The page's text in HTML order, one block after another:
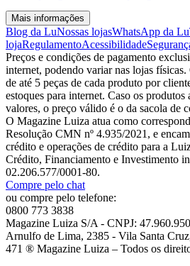
Mais informações
Blog da LuNossas lojasWhatsApp da Lu
lojaRegulamentoAcessibilidade
Preços e condições de pagamento
internet, podendo variar nas lojas
de até 5 peças de cada produto por
estoques para internet. Caso os produtos
valores, o preço válido é o da sacola de
O Magazine Luiza atua como
Resolução CMN nº 4.935/2021, e
crédito e operações de crédito para a
Crédito, Financiamento e Investimento
02.206.577/0001-80.
Compre pelo chat
ou compre pelo telefone:
0800 773 3838
Magazine Luiza S/A - CNPJ:
Arnulfo de Lima, 2385 - Vila Santa
471 ® Magazine Luiza – Todos os